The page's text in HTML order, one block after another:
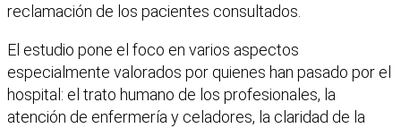
reclamación de los pacientes consultados.
El estudio pone el foco en varios aspectos
especialmente valorados por quienes han pasado por el
hospital: el trato humano de los profesionales, la
atención de enfermería y celadores, la claridad de la